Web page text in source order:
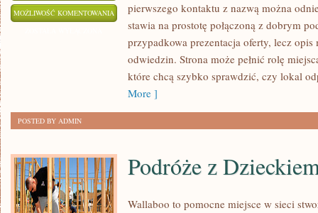
MOŻLIWOŚĆ KOMENTOWANIA PRZEPISY
ZERO-
WASTE
pierwszego kontaktu z nazwą można
stawia na prostotę połączoną z dobrym
przypadkowa prezentacja oferty, lecz opis
odwiedzin. Strona może pełnić rolę
które chcą szybko sprawdzić, czy lokal
More ]
POSTED BY ADMIN
Podróże z
Wallaboo to pomocne miejsce w sieci